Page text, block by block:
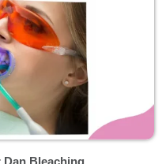
Dan Bleaching